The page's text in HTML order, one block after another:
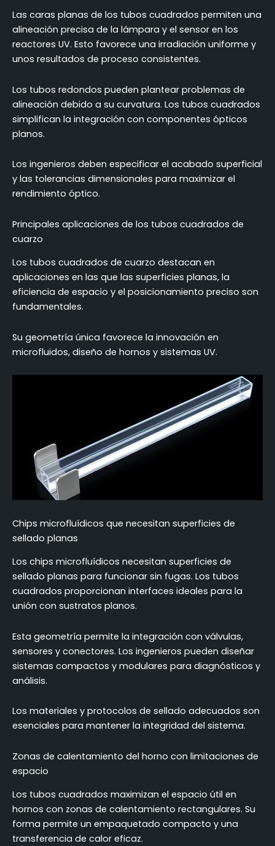
Las caras planas de los tubos cuadrados permiten una
alineación precisa de la lámpara y el sensor en los
reactores UV. Esto favorece una irradiación uniforme y
unos resultados de proceso consistentes.
Los tubos redondos pueden plantear problemas de
alineación debido a su curvatura. Los tubos cuadrados
simplifican la integración con componentes ópticos
planos.
Los ingenieros deben especificar el acabado superficial
y las tolerancias dimensionales para maximizar el
rendimiento óptico.
Principales aplicaciones de los tubos cuadrados de
cuarzo
Los tubos cuadrados de cuarzo destacan en
aplicaciones en las que las superficies planas, la
eficiencia de espacio y el posicionamiento preciso son
fundamentales.
Su geometría única favorece la innovación en
microfluidos, diseño de hornos y sistemas UV.
Chips microfluídicos que necesitan superficies de
sellado planas
Los chips microfluídicos necesitan superficies de
sellado planas para funcionar sin fugas. Los tubos
cuadrados proporcionan interfaces ideales para la
unión con sustratos planos.
Esta geometría permite la integración con válvulas,
sensores y conectores. Los ingenieros pueden diseñar
sistemas compactos y modulares para diagnósticos y
análisis.
Los materiales y protocolos de sellado adecuados son
esenciales para mantener la integridad del sistema.
Zonas de calentamiento del horno con limitaciones de
espacio
Los tubos cuadrados maximizan el espacio útil en
hornos con zonas de calentamiento rectangulares. Su
forma permite un empaquetado compacto y una
transferencia de calor eficaz.